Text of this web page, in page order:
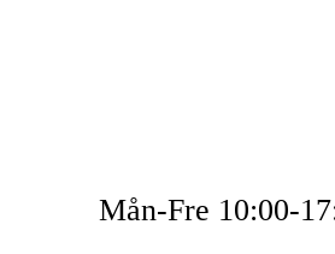
Mån-Fre 10:00-